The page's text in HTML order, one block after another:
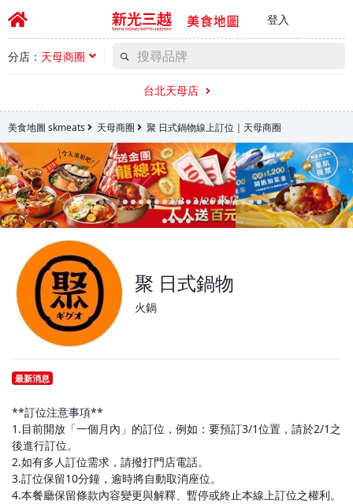
登入
分店： 天母商圈
台北天母店
美食地圖 skmeats 天母商圈 聚 日式鍋物線上訂位｜天母商圈
聚 日式鍋物
火鍋
最新消息
**訂位注意事項**
1.目前開放「一個月內」的訂位，例如：要預訂3/1位置，請於2/1之
後進行訂位。
2.如有多人訂位需求，請撥打門店電話。
3.訂位保留10分鐘，逾時將自動取消座位。
4.本餐廳保留條款內容變更與解釋、暫停或終止本線上訂位之權利。